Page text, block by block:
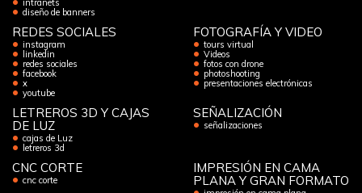
diseño de banners
REDES SOCIALES
instagram
linkedin
redes sociales
facebook
x
youtube
FOTOGRAFÍA Y VIDEO
tours virtual
Videos
fotos con drone
photoshooting
presentaciones electrónicas
LETREROS 3D Y CAJAS
DE LUZ
cajas de Luz
letreros 3d
SEÑALIZACIÓN
señalizaciones
CNC CORTE
cnc corte
IMPRESIÓN EN CAMA
PLANA Y GRAN FORMATO